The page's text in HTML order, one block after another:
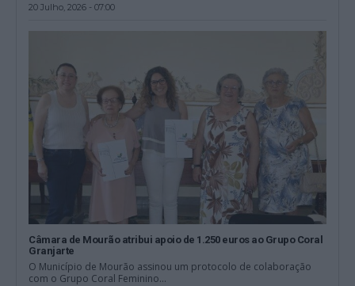
20 Julho, 2026 - 07:00
Câmara de Mourão atribui apoio de 1.250 euros ao Grupo Coral
Granjarte
O Município de Mourão assinou um protocolo de colaboração
com o Grupo Coral Feminino...